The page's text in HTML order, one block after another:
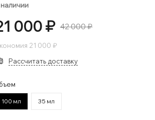
000 ₽ 42 000 ₽
21 000 ₽
Рассчитать доставку
100 мл 35 мл